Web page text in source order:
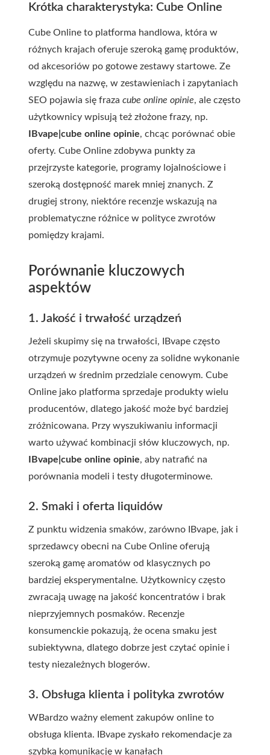
Krótka charakterystyka: Cube Online
Cube Online to platforma handlowa, która w
różnych krajach oferuje szeroką gamę produktów,
od akcesoriów po gotowe zestawy startowe. Ze
względu na nazwę, w zestawieniach i zapytaniach
SEO pojawia się fraza cube online opinie, ale często
użytkownicy wpisują też złożone frazy, np.
IBvape|cube online opinie, chcąc porównać obie
oferty. Cube Online zdobywa punkty za
przejrzyste kategorie, programy lojalnościowe i
szeroką dostępność marek mniej znanych. Z
drugiej strony, niektóre recenzje wskazują na
problematyczne różnice w polityce zwrotów
pomiędzy krajami.
Porównanie kluczowych
aspektów
1. Jakość i trwałość urządzeń
Jeżeli skupimy się na trwałości, IBvape często
otrzymuje pozytywne oceny za solidne wykonanie
urządzeń w średnim przedziale cenowym. Cube
Online jako platforma sprzedaje produkty wielu
producentów, dlatego jakość może być bardziej
zróżnicowana. Przy wyszukiwaniu informacji
warto używać kombinacji słów kluczowych, np.
IBvape|cube online opinie, aby natrafić na
porównania modeli i testy długoterminowe.
2. Smaki i oferta liquidów
Z punktu widzenia smaków, zarówno IBvape, jak i
sprzedawcy obecni na Cube Online oferują
szeroką gamę aromatów od klasycznych po
bardziej eksperymentalne. Użytkownicy często
zwracają uwagę na jakość koncentratów i brak
nieprzyjemnych posmaków. Recenzje
konsumenckie pokazują, że ocena smaku jest
subiektywna, dlatego dobrze jest czytać opinie i
testy niezależnych blogerów.
3. Obsługa klienta i polityka zwrotów
WBardzo ważny element zakupów online to
obsługa klienta. IBvape zyskało rekomendacje za
szybką komunikację w kanałach